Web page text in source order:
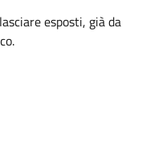
esposti, già da